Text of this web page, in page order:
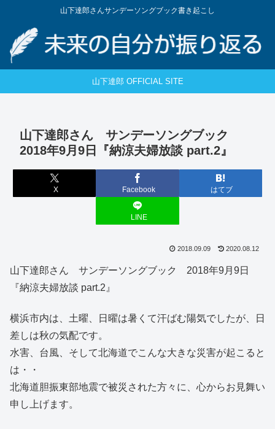
山下達郎さんサンデーソングブック書き起こし
山下達郎 OFFICIAL SITE
山下達郎さん サンデーソングブック
2018年9月9日『納涼夫婦放談 part.2』
X Facebook はてブ
LINE
2018.09.09 2020.08.12
山下達郎さん サンデーソングブック 2018年9月9日
『納涼夫婦放談 part.2』
横浜市内は、土曜、日曜は暑くて汗ばむ陽気でしたが、日
差しは秋の気配です。
水害、台風、そして北海道でこんな大きな災害が起こると
は・・
北海道胆振東部地震で被災された方々に、心からお見舞い
申し上げます。